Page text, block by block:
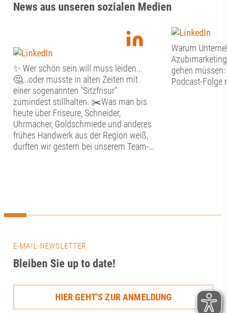
News aus unseren sozialen Medien
✨ Wer schön sein will muss leiden...
🤔...oder musste in alten Zeiten mit
einer sogenannten "Sitzfrisur"
zumindest stillhalten. ✂️Was man bis
heute über Friseure, Schneider,
Uhrmacher, Goldschmiede und anderes
frühes Handwerk aus der Region weiß,
durften wir gestern bei unserem Team-
eintauchen. Neben der Kunstfertigkeit
so zum Beispiel ein antiquiertes
Diktiergerät, eine Eismaschine und ein
Uhrwerk im Herzen des Museums. 🕰️
Unteren Brunnenmeisterhaus des
Wasserwerks am Roten Tor so einiges
Warum
gehen
Podcast-Folge
E-MAIL-NEWSLETTER
Bleiben Sie up to date!
HIER GEHT'S ZUR ANMELDUNG